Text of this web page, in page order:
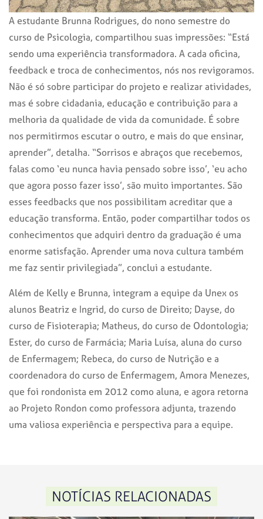
A estudante Brunna Rodrigues, do nono semestre do
curso de Psicologia, compartilhou suas impressões: “Está
sendo uma experiência transformadora. A cada oficina,
feedback e troca de conhecimentos, nós nos revigoramos.
Não é só sobre participar do projeto e realizar atividades,
mas é sobre cidadania, educação e contribuição para a
melhoria da qualidade de vida da comunidade. É sobre
nos permitirmos escutar o outro, e mais do que ensinar,
aprender”, detalha. “Sorrisos e abraços que recebemos,
falas como ‘eu nunca havia pensado sobre isso’, ‘eu acho
que agora posso fazer isso’, são muito importantes. São
esses feedbacks que nos possibilitam acreditar que a
educação transforma. Então, poder compartilhar todos os
conhecimentos que adquiri dentro da graduação é uma
enorme satisfação. Aprender uma nova cultura também
me faz sentir privilegiada”, conclui a estudante.
Além de Kelly e Brunna, integram a equipe da Unex os
alunos Beatriz e Ingrid, do curso de Direito; Dayse, do
curso de Fisioterapia; Matheus, do curso de Odontologia;
Ester, do curso de Farmácia; Maria Luísa, aluna do curso
de Enfermagem; Rebeca, do curso de Nutrição e a
coordenadora do curso de Enfermagem, Amora Menezes,
que foi rondonista em 2012 como aluna, e agora retorna
ao Projeto Rondon como professora adjunta, trazendo
uma valiosa experiência e perspectiva para a equipe.
NOTÍCIAS RELACIONADAS